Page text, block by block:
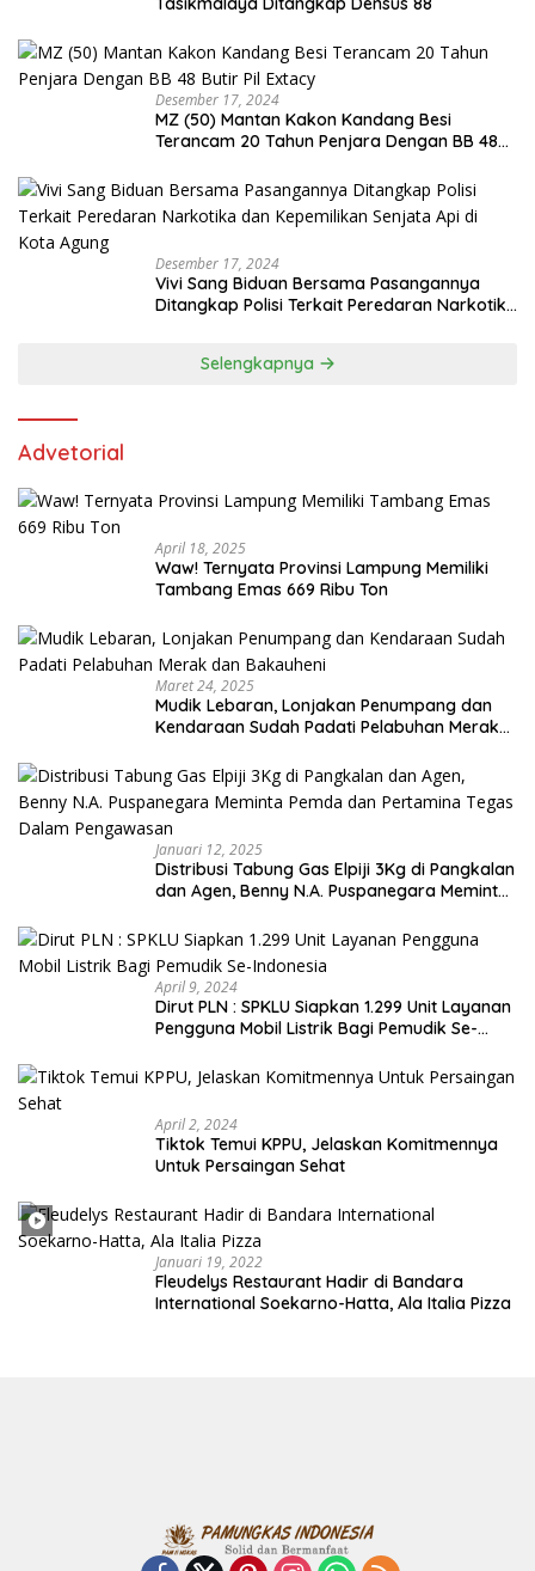
Desember 17, 2024
MZ (50) Mantan Kakon Kandang Besi
Terancam 20 Tahun Penjara Dengan BB 48
Desember 17, 2024
Vivi Sang Biduan Bersama Pasangannya
Ditangkap Polisi Terkait Peredaran Narkotika
Selengkapnya
Advetorial
April 18, 2025
Waw! Ternyata Provinsi Lampung Memiliki
Tambang Emas 669 Ribu Ton
Maret 24, 2025
Mudik Lebaran, Lonjakan Penumpang dan
Kendaraan Sudah Padati Pelabuhan Merak
Januari 12, 2025
Distribusi Tabung Gas Elpiji 3Kg di Pangkalan
dan Agen, Benny N.A. Puspanegara Meminta
Pengawasan
April 9, 2024
Dirut PLN : SPKLU Siapkan 1.299 Unit Layanan
Pengguna Mobil Listrik Bagi Pemudik Se-
April 2, 2024
Tiktok Temui KPPU, Jelaskan Komitmennya
Untuk Persaingan Sehat
Januari 19, 2022
Fleudelys Restaurant Hadir di Bandara
International Soekarno-Hatta, Ala Italia Pizza